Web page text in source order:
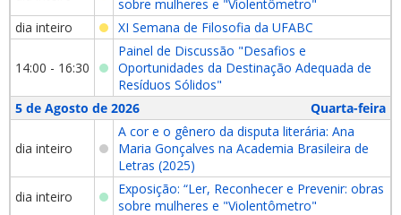
sobre mulheres e "Violentômetro"
dia inteiro
XI Semana de Filosofia da UFABC
14:00 - 16:30
Painel de Discussão "Desafios e
Oportunidades da Destinação Adequada de
Resíduos Sólidos"
5 de Agosto de 2026
Quarta-feira
dia inteiro
A cor e o gênero da disputa literária: Ana
Maria Gonçalves na Academia Brasileira de
Letras (2025)
dia inteiro
Exposição: “Ler, Reconhecer e Prevenir: obras
sobre mulheres e "Violentômetro"